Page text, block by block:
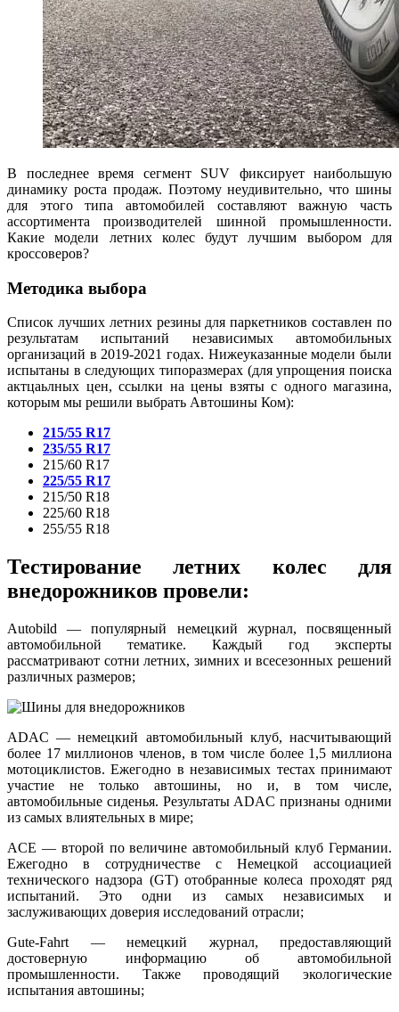
В последнее время сегмент SUV фиксирует наибольшую
динамику роста продаж. Поэтому неудивительно, что шины
для этого типа автомобилей составляют важную часть
ассортимента производителей шинной промышленности.
Какие модели летних колес будут лучшим выбором для
кроссоверов?
Методика выбора
Список лучших летних резины для паркетников составлен по
результатам испытаний независимых автомобильных
организаций в 2019-2021 годах. Нижеуказанные модели были
испытаны в следующих типоразмерах (для упрощения поиска
актцаьлных цен, ссылки на цены взяты с одного магазина,
которым мы решили выбрать Автошины Ком):
215/55 R17
235/55 R17
215/60 R17
225/55 R17
215/50 R18
225/60 R18
255/55 R18
Тестирование летних колес для
внедорожников провели:
Autobild — популярный немецкий журнал, посвященный
автомобильной тематике. Каждый год эксперты
рассматривают сотни летних, зимних и всесезонных решений
различных размеров;
ADAC — немецкий автомобильный клуб, насчитывающий
более 17 миллионов членов, в том числе более 1,5 миллиона
мотоциклистов. Ежегодно в независимых тестах принимают
участие не только автошины, но и, в том числе,
автомобильные сиденья. Результаты ADAC признаны одними
из самых влиятельных в мире;
ACE — второй по величине автомобильный клуб Германии.
Ежегодно в сотрудничестве с Немецкой ассоциацией
технического надзора (GT) отобранные колеса проходят ряд
испытаний. Это одни из самых независимых и
заслуживающих доверия исследований отрасли;
Gute-Fahrt — немецкий журнал, предоставляющий
достоверную информацию об автомобильной
промышленности. Также проводящий экологические
испытания автошины;